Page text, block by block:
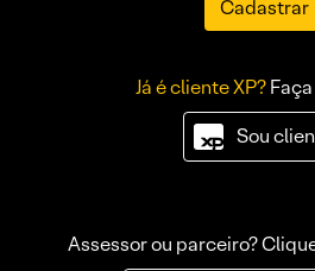
Cadastrar
Já é cliente XP?
Sou
Assessor ou parceiro?